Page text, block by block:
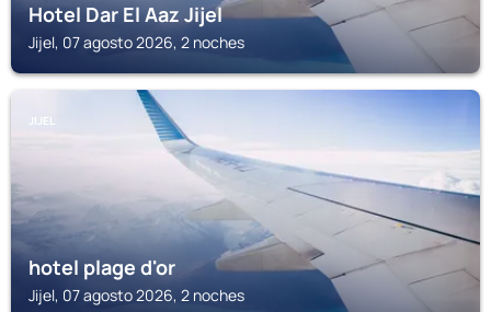
Hotel Dar El Aaz Jijel
Jijel, 07 agosto 2026, 2 noches
JIJEL
hotel plage d'or
Jijel, 07 agosto 2026, 2 noches